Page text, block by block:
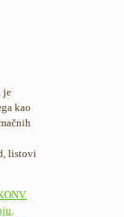
je
kao
listovi